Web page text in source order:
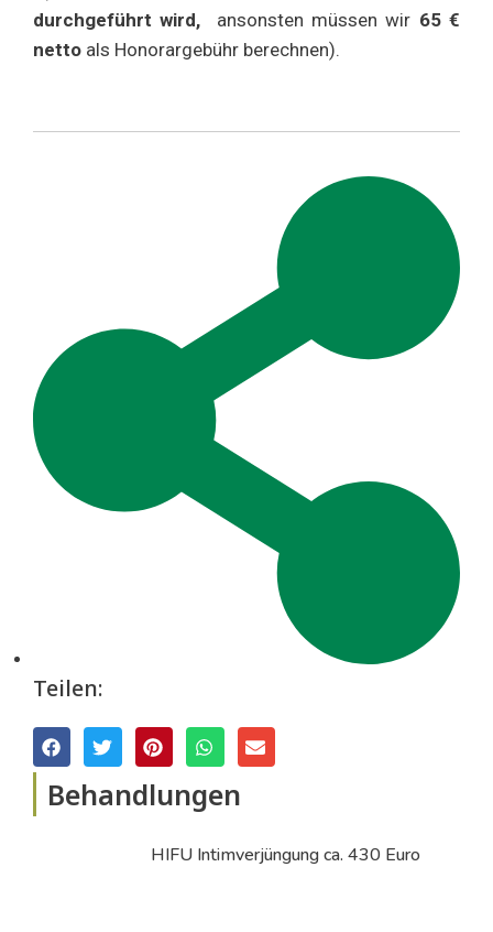
durchgeführt wird, ansonsten müssen wir 65 €
netto als Honorargebühr berechnen).
Teilen:
Behandlungen
HIFU Intimverjüngung ca. 430 Euro